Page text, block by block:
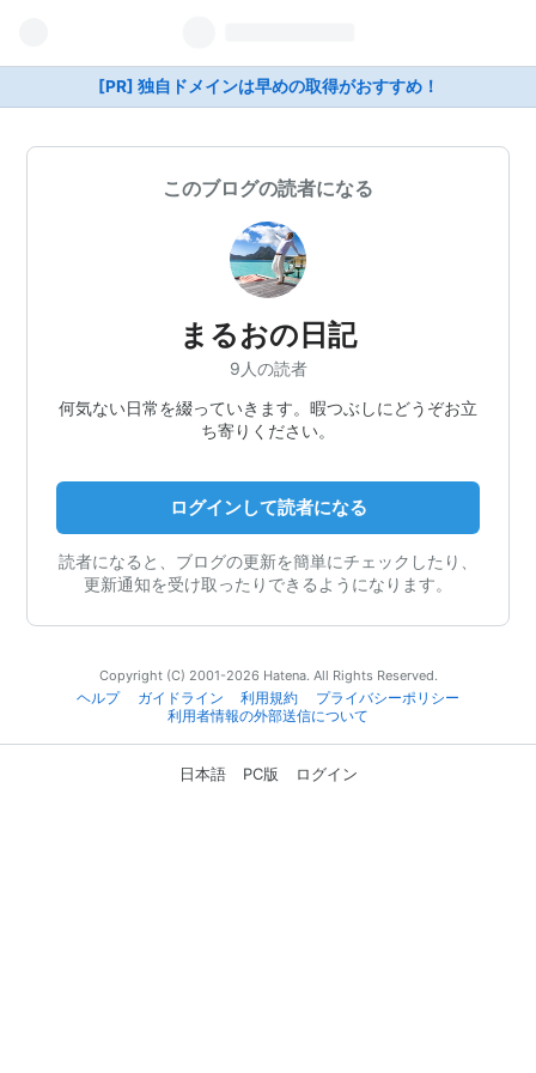
[PR] 独自ドメインは早めの取得がおすすめ！
このブログの読者になる
まるおの日記
9人の読者
何気ない日常を綴っていきます。暇つぶしにどうぞお立
ち寄りください。
ログインして読者になる
読者になると、ブログの更新を簡単にチェックしたり、
更新通知を受け取ったりできるようになります。
Copyright (C) 2001-2026 Hatena. All Rights Reserved.
ヘルプ
ガイドライン 利用規約
プライバシーポリシー
利用者情報の外部送信について
日本語 PC版 ログイン